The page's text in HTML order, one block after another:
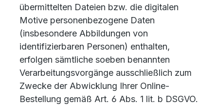
übermittelten Dateien bzw. die digitalen
Motive personenbezogene Daten
(insbesondere Abbildungen von
identifizierbaren Personen) enthalten,
erfolgen sämtliche soeben benannten
Verarbeitungsvorgänge ausschließlich zum
Zwecke der Abwicklung Ihrer Online-
Bestellung gemäß Art. 6 Abs. 1 lit. b DSGVO.